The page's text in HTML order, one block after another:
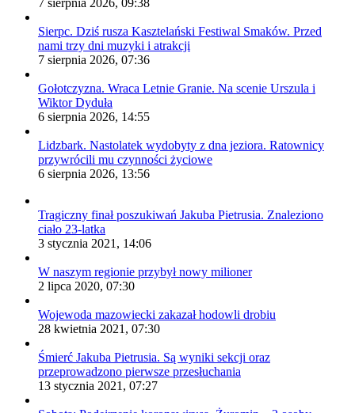
7 sierpnia 2026, 09:38
Sierpc. Dziś rusza Kasztelański Festiwal Smaków. Przed
nami trzy dni muzyki i atrakcji
7 sierpnia 2026, 07:36
Gołotczyzna. Wraca Letnie Granie. Na scenie Urszula i
Wiktor Dyduła
6 sierpnia 2026, 14:55
Lidzbark. Nastolatek wydobyty z dna jeziora. Ratownicy
przywrócili mu czynności życiowe
6 sierpnia 2026, 13:56
Tragiczny finał poszukiwań Jakuba Pietrusia. Znaleziono
ciało 23-latka
3 stycznia 2021, 14:06
W naszym regionie przybył nowy milioner
2 lipca 2020, 07:30
Wojewoda mazowiecki zakazał hodowli drobiu
28 kwietnia 2021, 07:30
Śmierć Jakuba Pietrusia. Są wyniki sekcji oraz
przeprowadzono pierwsze przesłuchania
13 stycznia 2021, 07:27